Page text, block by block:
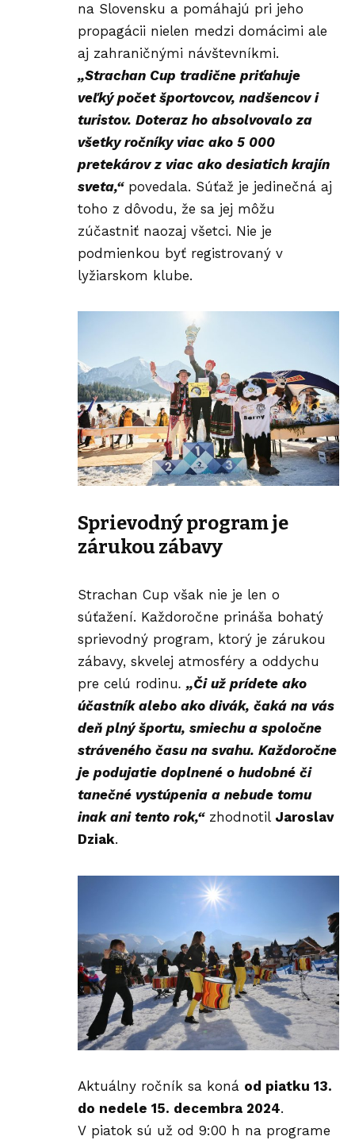
na Slovensku a pomáhajú pri jeho
propagácii nielen medzi domácimi ale
aj zahraničnými návštevníkmi.
„Strachan Cup tradične priťahuje
veľký počet športovcov, nadšencov i
turistov. Doteraz ho absolvovalo za
všetky ročníky viac ako 5 000
pretekárov z viac ako desiatich krajín
sveta,“povedala. Súťaž je jedinečná aj
toho z dôvodu, že sa jej môžu
zúčastniť naozaj všetci. Nie je
podmienkou byť registrovaný v
lyžiarskom klube.
Sprievodný program je
zárukou zábavy
Strachan Cup však nie je len o
súťažení. Každoročne prináša bohatý
sprievodný program, ktorý je zárukou
zábavy, skvelej atmosféry a oddychu
pre celú rodinu. „Či už prídete ako
účastník alebo ako divák, čaká na vás
deň plný športu, smiechu a spoločne
stráveného času na svahu. Každoročne
je podujatie doplnené o hudobné či
tanečné vystúpenia a nebude tomu
inak ani tento rok,“ zhodnotil Jaroslav
Dziak.
Aktuálny ročník sa koná od piatku 13.
do nedele 15. decembra 2024.
V piatok sú už od 9:00 h na programe